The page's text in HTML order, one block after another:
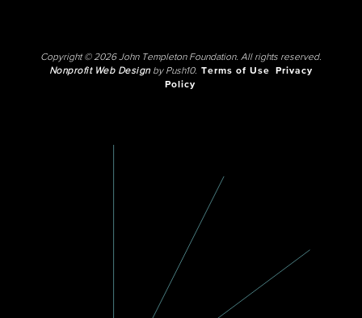
Copyright © 2026 John Templeton Foundation. All rights reserved.
Nonprofit Web Designby Push10. Terms of Use
Privacy
Policy